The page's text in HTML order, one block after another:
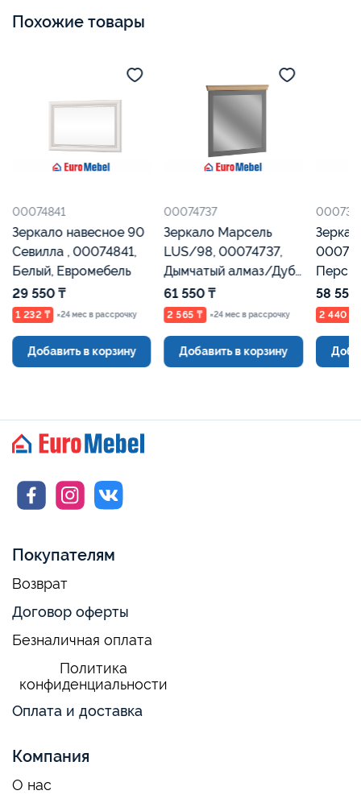
Похожие товары
00074841
Зеркало навесное 90
Севилла , 00074841,
Белый, Евромебель
29 550 ₸
1 232 ₸ ×24 мес в рассрочку
Добавить в корзину
00074737
Зеркало Марсель
LUS/98, 00074737,
Дымчатый алмаз/Дуб
урбан янтарный,
Евромебель
61 550 ₸
2 565 ₸ ×24 мес в рассрочку
Добавить в корзину
58 550
2 440 ₸
Покупателям
Возврат
Договор оферты
Безналичная оплата
Политика
конфиденциальности
Оплата и доставка
Компания
О нас